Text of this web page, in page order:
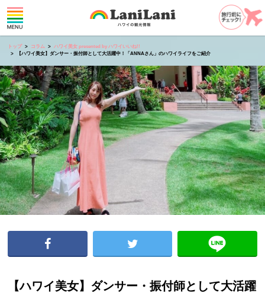
トップ コラム
ハワイ美女 presented by ハワイいいね!!
【ハワイ美女】ダンサー・振付師として大活躍中！「ANNAさん」のハワイライフをご紹介
【ハワイ美女】ダンサー・振付師として大活躍